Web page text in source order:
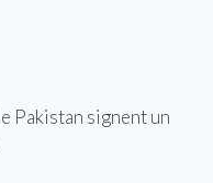
Pakistan signent un